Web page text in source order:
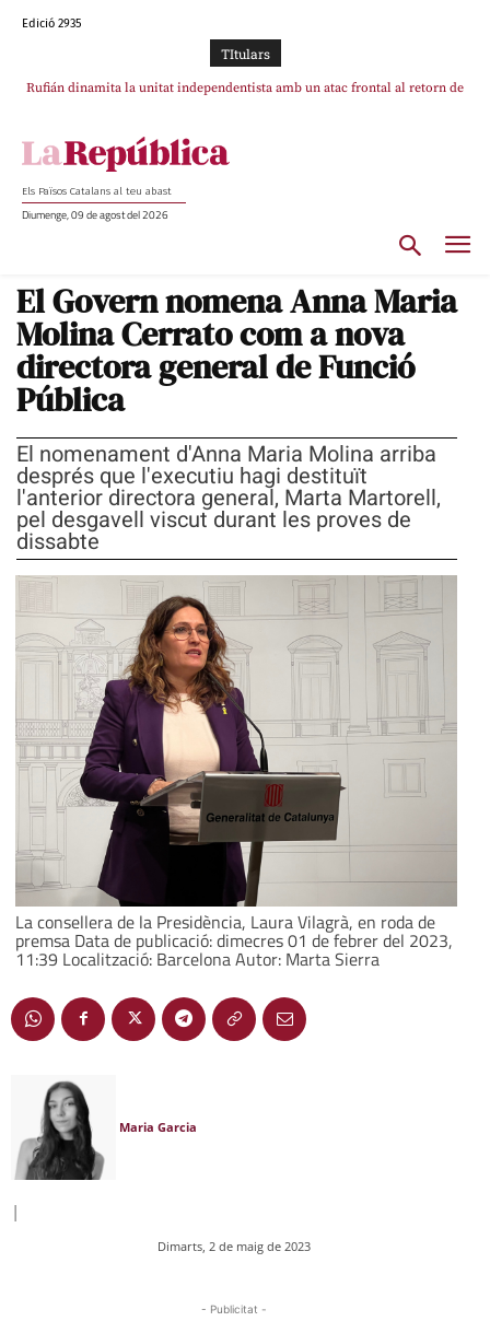
Edició 2935
TItulars
Puigdemont reivindica la transparència del seu retorn i manté el pols ferm
Els Països Catalans al teu abast
Diumenge, 09 de agost del 2026
El Govern nomena Anna Maria
Molina Cerrato com a nova
directora general de Funció
Pública
El nomenament d'Anna Maria Molina arriba
després que l'executiu hagi destituït
l'anterior directora general, Marta Martorell,
pel desgavell viscut durant les proves de
dissabte
La consellera de la Presidència, Laura Vilagrà, en roda de
premsa Data de publicació: dimecres 01 de febrer del 2023,
11:39 Localització: Barcelona Autor: Marta Sierra
Maria Garcia
|
Dimarts, 2 de maig de 2023
- Publicitat -